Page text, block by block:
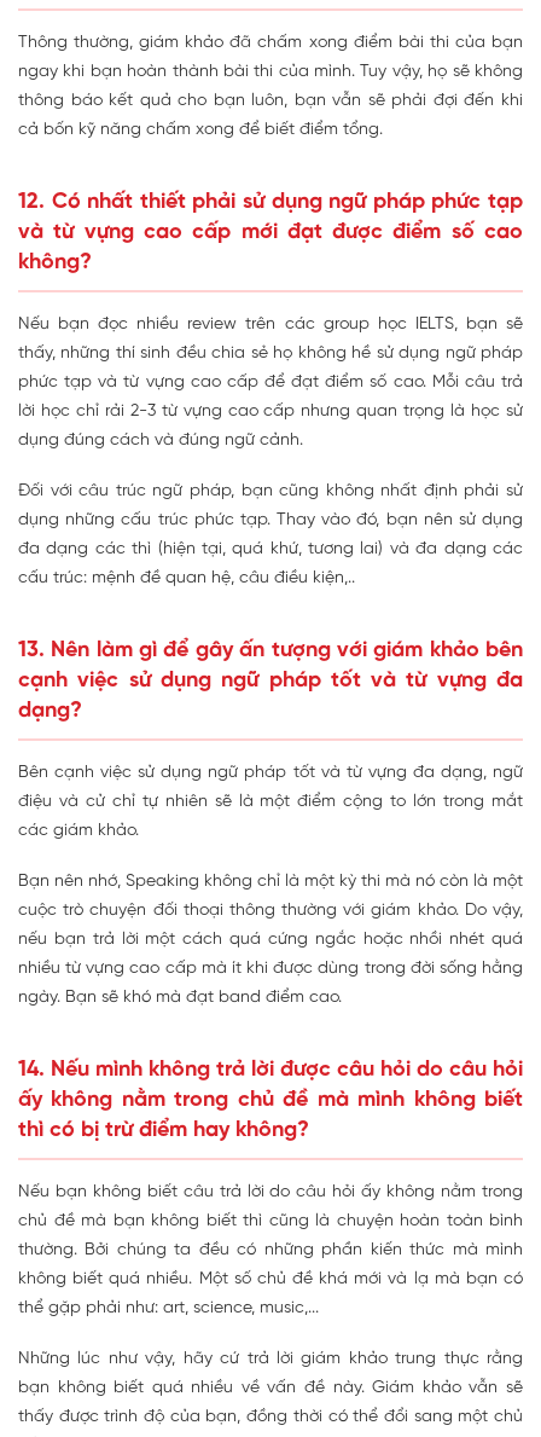
Thông thường, giám khảo đã chấm xong điểm bài thi của bạn
ngay khi bạn hoàn thành bài thi của mình. Tuy vậy, họ sẽ không
thông báo kết quả cho bạn luôn, bạn vẫn sẽ phải đợi đến khi
cả bốn kỹ năng chấm xong để biết điểm tổng.
12. Có nhất thiết phải sử dụng ngữ pháp phức tạp
và từ vựng cao cấp mới đạt được điểm số cao
không?
Nếu bạn đọc nhiều review trên các group học IELTS, bạn sẽ
thấy, những thí sinh đều chia sẻ họ không hề sử dụng ngữ pháp
phức tạp và từ vựng cao cấp để đạt điểm số cao. Mỗi câu trả
lời học chỉ rải 2-3 từ vựng cao cấp nhưng quan trọng là học sử
dụng đúng cách và đúng ngữ cảnh.
Đối với câu trúc ngữ pháp, bạn cũng không nhất định phải sử
dụng những cấu trúc phức tạp. Thay vào đó, bạn nên sử dụng
đa dạng các thì (hiện tại, quá khứ, tương lai) và đa dạng các
cấu trúc: mệnh đề quan hệ, câu điều kiện,..
13. Nên làm gì để gây ấn tượng với giám khảo bên
cạnh việc sử dụng ngữ pháp tốt và từ vựng đa
dạng?
Bên cạnh việc sử dụng ngữ pháp tốt và từ vựng đa dạng, ngữ
điệu và cử chỉ tự nhiên sẽ là một điểm cộng to lớn trong mắt
các giám khảo.
Bạn nên nhớ, Speaking không chỉ là một kỳ thi mà nó còn là một
cuộc trò chuyện đối thoại thông thường với giám khảo. Do vậy,
nếu bạn trả lời một cách quá cứng ngắc hoặc nhồi nhét quá
nhiều từ vựng cao cấp mà ít khi được dùng trong đời sống hằng
ngày. Bạn sẽ khó mà đạt band điểm cao.
14. Nếu mình không trả lời được câu hỏi do câu hỏi
ấy không nằm trong chủ đề mà mình không biết
thì có bị trừ điểm hay không?
Nếu bạn không biết câu trả lời do câu hỏi ấy không nằm trong
chủ đề mà bạn không biết thì cũng là chuyện hoàn toàn bình
thường. Bởi chúng ta đều có những phần kiến thức mà mình
không biết quá nhiều. Một số chủ đề khá mới và lạ mà bạn có
thể gặp phải như: art, science, music,...
Những lúc như vậy, hãy cứ trả lời giám khảo trung thực rằng
bạn không biết quá nhiều về vấn đề này. Giám khảo vẫn sẽ
thấy được trình độ của bạn, đồng thời có thể đổi sang một chủ